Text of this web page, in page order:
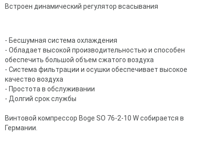
Встроен динамический регулятор всасывания
- Бесшумная система охлаждения
- Обладает высокой производительностью и способен
обеспечить большой объем сжатого воздуха
- Система фильтрации и осушки обеспечивает высокое
качество воздуха
- Простота в обслуживании
- Долгий срок службы
Винтовой компрессор Boge SO 76-2-10 W собирается в
Германии.